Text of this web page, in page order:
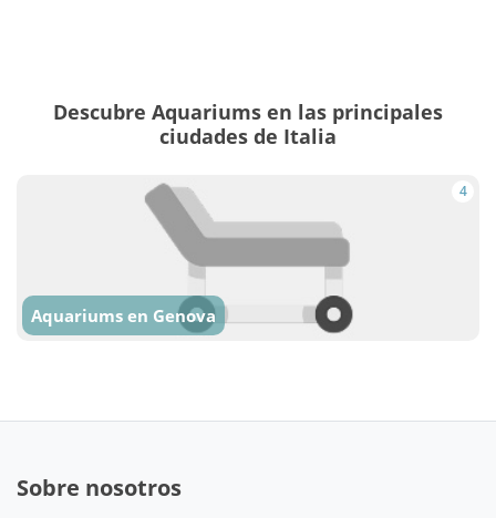
Descubre Aquariums en las principales
ciudades de Italia
4
Aquariums en Genova
Sobre nosotros